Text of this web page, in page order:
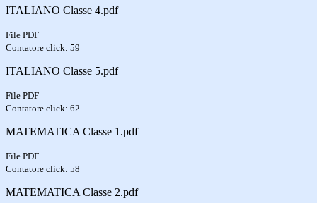
ITALIANO Classe 4.pdf
File PDF
Contatore click: 59
ITALIANO Classe 5.pdf
File PDF
Contatore click: 62
MATEMATICA Classe 1.pdf
File PDF
Contatore click: 58
MATEMATICA Classe 2.pdf